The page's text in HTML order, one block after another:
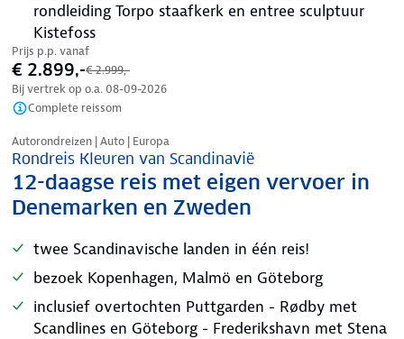
rondleiding Torpo staafkerk en entree sculptuur
Kistefoss
Prijs p.p. vanaf
€ 2.899,-€ 2.999,-
Bij vertrek op o.a. 08-09-2026
Complete reissom
Nazomer korting
Autorondreizen | Auto | Europa
Rondreis Kleuren van Scandinavië
12-daagse reis met eigen vervoer in
Denemarken en Zweden
twee Scandinavische landen in één reis!
bezoek Kopenhagen, Malmö en Göteborg
inclusief overtochten Puttgarden - Rødby met
Scandlines en Göteborg - Frederikshavn met Stena